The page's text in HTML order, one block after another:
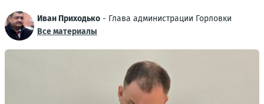
Иван Приходько - Глава администрации Горловки
Все материалы